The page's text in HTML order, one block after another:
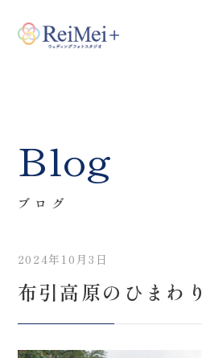
Costume
衣装
About us
Retouch
フォトレタッチ
Studio
スタジオ紹介
Blog
ブログ
2024年10月3日
布引高原のひまわり